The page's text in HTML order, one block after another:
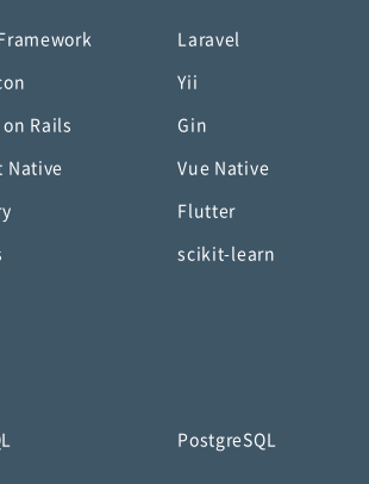
Laravel
Yii
on Rails Gin
Native Vue Native
Flutter
scikit-learn
PostgreSQL